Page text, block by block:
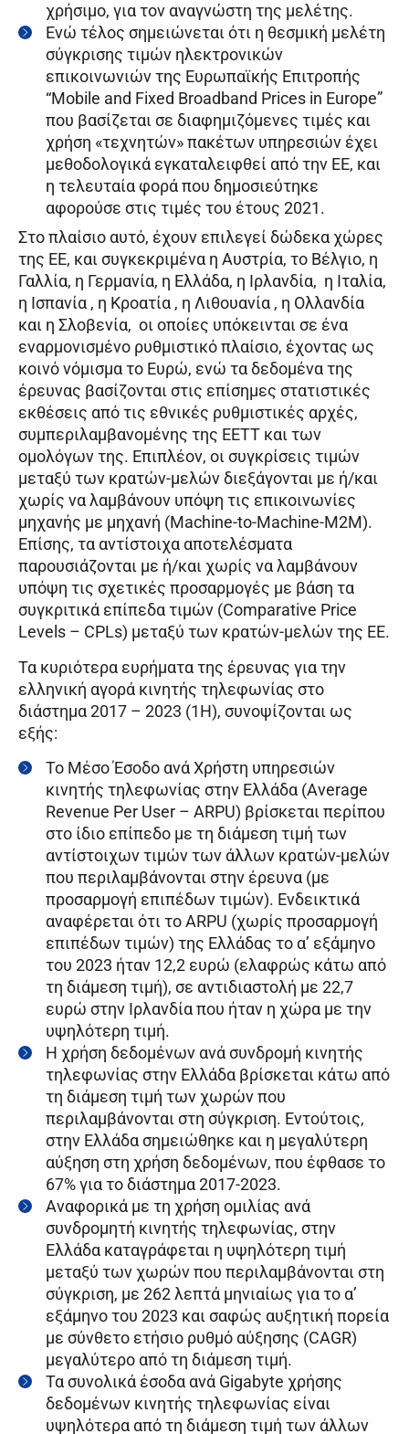
χρήσιμο, για τον αναγνώστη της μελέτης.
Ενώ τέλος σημειώνεται ότι η θεσμική μελέτη
σύγκρισης τιμών ηλεκτρονικών
επικοινωνιών της Ευρωπαϊκής Επιτροπής
“Mobile and Fixed Broadband Prices in Europe”
που βασίζεται σε διαφημιζόμενες τιμές και
χρήση «τεχνητών» πακέτων υπηρεσιών έχει
μεθοδολογικά εγκαταλειφθεί από την ΕΕ, και
η τελευταία φορά που δημοσιεύτηκε
αφορούσε στις τιμές του έτους 2021.
Στο πλαίσιο αυτό, έχουν επιλεγεί δώδεκα χώρες
της ΕΕ, και συγκεκριμένα η Αυστρία, το Βέλγιο, η
Γαλλία, η Γερμανία, η Ελλάδα, η Ιρλανδία, η Ιταλία,
η Ισπανία , η Κροατία , η Λιθουανία , η Ολλανδία
και η Σλοβενία, οι οποίες υπόκεινται σε ένα
εναρμονισμένο ρυθμιστικό πλαίσιο, έχοντας ως
κοινό νόμισμα το Ευρώ, ενώ τα δεδομένα της
έρευνας βασίζονται στις επίσημες στατιστικές
εκθέσεις από τις εθνικές ρυθμιστικές αρχές,
συμπεριλαμβανομένης της ΕΕΤΤ και των
ομολόγων της. Επιπλέον, οι συγκρίσεις τιμών
μεταξύ των κρατών-μελών διεξάγονται με ή/και
χωρίς να λαμβάνουν υπόψη τις επικοινωνίες
μηχανής με μηχανή (Machine-to-Machine-M2M).
Επίσης, τα αντίστοιχα αποτελέσματα
παρουσιάζονται με ή/και χωρίς να λαμβάνουν
υπόψη τις σχετικές προσαρμογές με βάση τα
συγκριτικά επίπεδα τιμών (Comparative Price
Levels – CPLs) μεταξύ των κρατών-μελών της ΕΕ.
Τα κυριότερα ευρήματα της έρευνας για την
ελληνική αγορά κινητής τηλεφωνίας στο
διάστημα 2017 – 2023 (1Η), συνοψίζονται ως
εξής:
Το Μέσο Έσοδο ανά Χρήστη υπηρεσιών
κινητής τηλεφωνίας στην Ελλάδα (Average
Revenue Per User – ARPU) βρίσκεται περίπου
στο ίδιο επίπεδο με τη διάμεση τιμή των
αντίστοιχων τιμών των άλλων κρατών-μελών
που περιλαμβάνονται στην έρευνα (με
προσαρμογή επιπέδων τιμών). Ενδεικτικά
αναφέρεται ότι το ARPU (χωρίς προσαρμογή
επιπέδων τιμών) της Ελλάδας το α’ εξάμηνο
του 2023 ήταν 12,2 ευρώ (ελαφρώς κάτω από
τη διάμεση τιμή), σε αντιδιαστολή με 22,7
ευρώ στην Ιρλανδία που ήταν η χώρα με την
υψηλότερη τιμή.
Η χρήση δεδομένων ανά συνδρομή κινητής
τηλεφωνίας στην Ελλάδα βρίσκεται κάτω από
τη διάμεση τιμή των χωρών που
περιλαμβάνονται στη σύγκριση. Εντούτοις,
στην Ελλάδα σημειώθηκε και η μεγαλύτερη
αύξηση στη χρήση δεδομένων, που έφθασε το
67% για το διάστημα 2017-2023.
Αναφορικά με τη χρήση ομιλίας ανά
συνδρομητή κινητής τηλεφωνίας, στην
Ελλάδα καταγράφεται η υψηλότερη τιμή
μεταξύ των χωρών που περιλαμβάνονται στη
σύγκριση, με 262 λεπτά μηνιαίως για το α’
εξάμηνο του 2023 και σαφώς αυξητική πορεία
με σύνθετο ετήσιο ρυθμό αύξησης (CAGR)
μεγαλύτερο από τη διάμεση τιμή.
Τα συνολικά έσοδα ανά Gigabyte χρήσης
δεδομένων κινητής τηλεφωνίας είναι
υψηλότερα από τη διάμεση τιμή των άλλων